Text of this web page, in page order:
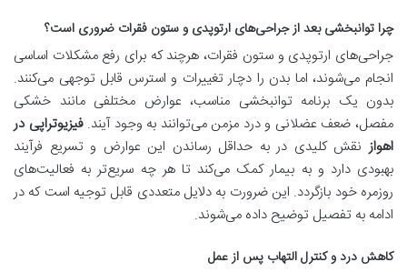
چرا توانبخشی بعد از جراحی‌های ارتوپدی و ستون فقرات ضروری است؟
جراحی‌های ارتوپدی و ستون فقرات، هرچند که برای رفع مشکلات اساسی
انجام می‌شوند، اما بدن را دچار تغییرات و استرس قابل توجهی می‌کنند.
بدون یک برنامه توانبخشی مناسب، عوارض مختلفی مانند خشکی
مفصل، ضعف عضلانی و درد مزمن می‌توانند به وجود آیند.فیزیوتراپی در
اهوازنقش کلیدی در به حداقل رساندن این عوارض و تسریع فرآیند
بهبودی دارد و به بیمار کمک می‌کند تا هر چه سریع‌تر به فعالیت‌های
روزمره خود بازگردد. این ضرورت به دلایل متعددی قابل توجیه است که در
ادامه به تفصیل توضیح داده می‌شوند.
کاهش درد و کنترل التهاب پس از عمل